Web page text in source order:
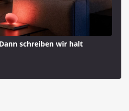
schreiben wir halt